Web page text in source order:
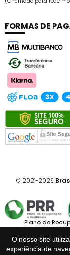
O nosso site
experiência de
FORMAS DE
© 2021-2026
Plano de